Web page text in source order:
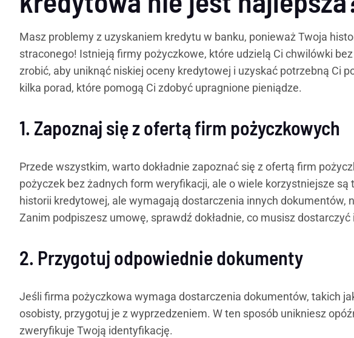
Masz problemy z uzyskaniem kredytu w banku, ponieważ Twoja
straconego! Istnieją firmy pożyczkowe, które udzielą Ci chwilówki
zrobić, aby uniknąć niskiej oceny kredytowej i uzyskać potrzebną Ci
kilka porad, które pomogą Ci zdobyć upragnione pieniądze.
1. Zapoznaj się z ofertą firm pożyczkowych
Przede wszystkim, warto dokładnie zapoznać się z ofertą firm
pożyczek bez żadnych form weryfikacji, ale o wiele korzystniejsze
historii kredytowej, ale wymagają dostarczenia innych dokumentów,
Zanim podpiszesz umowę, sprawdź dokładnie, co musisz
2. Przygotuj odpowiednie dokumenty
Jeśli firma pożyczkowa wymaga dostarczenia dokumentów, takich
osobisty, przygotuj je z wyprzedzeniem. W ten sposób unikniesz
zweryfikuje Twoją identyfikację.